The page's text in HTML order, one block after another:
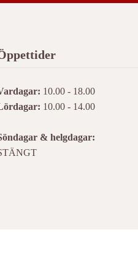
10.00 - 18.00
10.00 - 14.00
& helgdagar: